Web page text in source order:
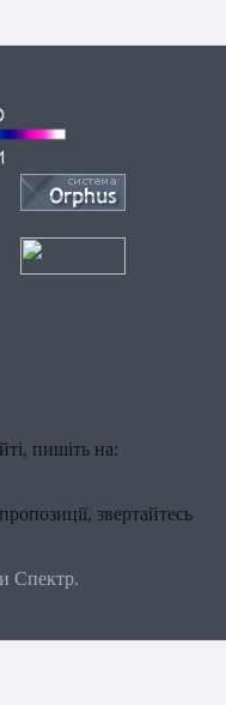
пишіть на:
звертайтесь
Спектр.